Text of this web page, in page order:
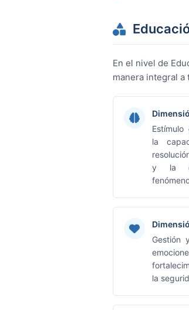
En el nivel de
manera integral
la
y la
Gestión
la